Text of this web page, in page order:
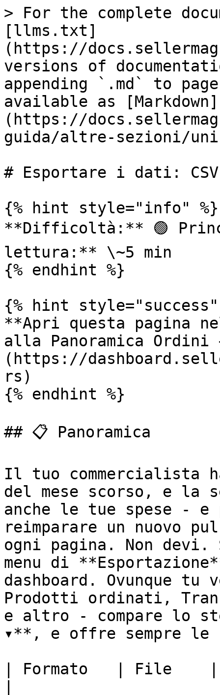
> For the complete
[llms.txt]
(https://
versions of
appending `.md` to
available as [Markdown]
(https://
guida/altre-sezioni/
# Esportare i dati:
{% hint style="info" %}
**Difficoltà:** 🟢
lettura:** \~5 min
{% endhint %}
{% hint
**Apri questa pagina
alla Panoramica
(https://
rs)
{% endhint %}
## 📋 Panoramica
Il tuo commercialista
del mese scorso, e la
anche le tue spese -
reimparare un nuovo
ogni pagina. Non devi.
menu di
dashboard. Ovunque
Prodotti ordinati,
e altro - compare lo
▾**, e offre sempre le
| Formato   | File    |